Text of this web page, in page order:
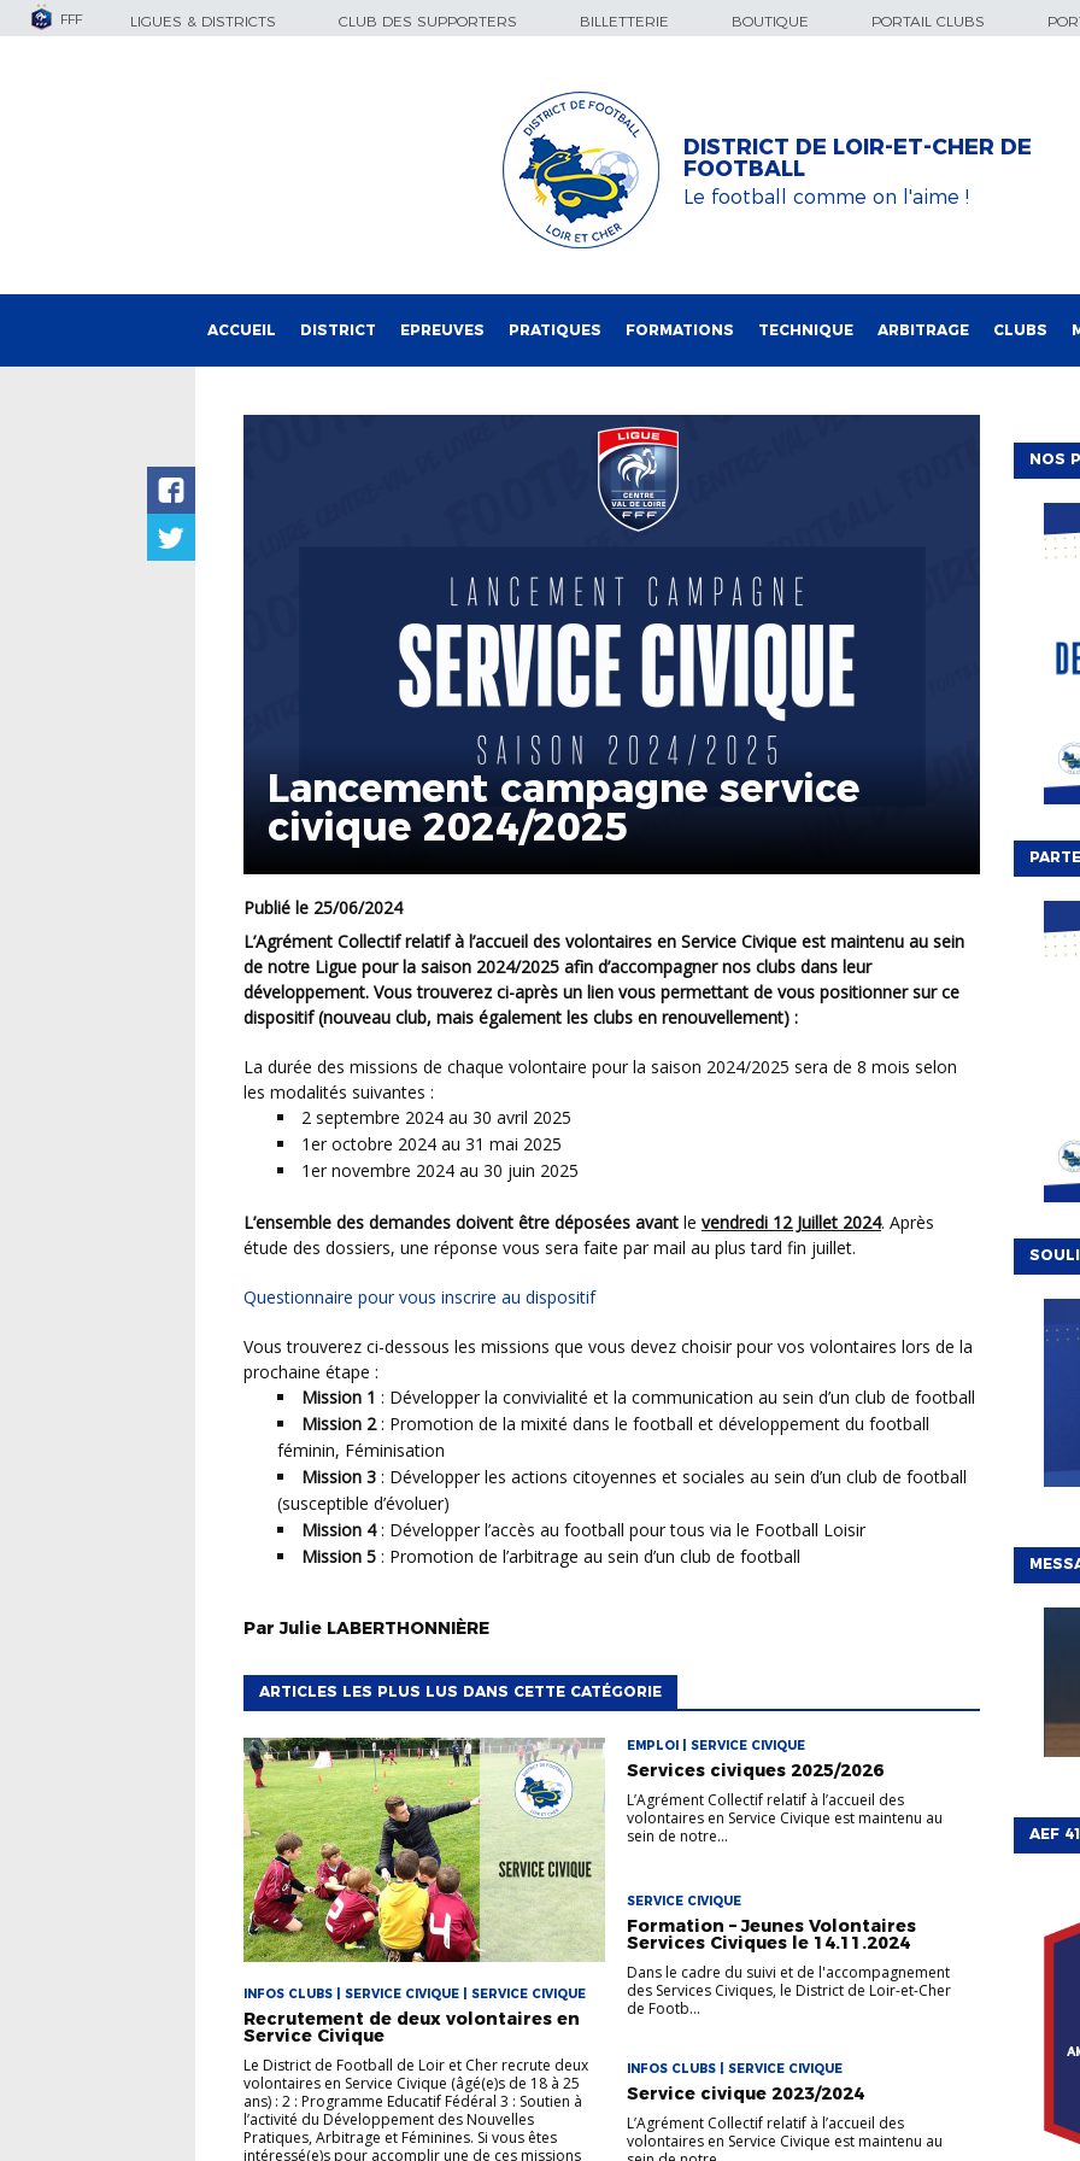
FFF LIGUES & DISTRICTS CLUB DES SUPPORTERS BILLETTERIE BOUTIQUE PORTAIL CLUBS
DISTRICT DE LOIR-ET-CHER DE
FOOTBALL
Le football comme on l'aime !
ACCUEIL DISTRICT EPREUVES PRATIQUES FORMATIONS TECHNIQUE ARBITRAGE CLUBS
Lancement campagne service
civique 2024/2025
Publié le 25/06/2024
L’Agrément Collectif relatif à l’accueil des volontaires en Service Civique est maintenu au sein
de notre Ligue pour la saison 2024/2025 afin d’accompagner nos clubs dans leur
développement. Vous trouverez ci-après un lien vous permettant de vous positionner sur ce
dispositif (nouveau club, mais également les clubs en renouvellement) :
La durée des missions de chaque volontaire pour la saison 2024/2025 sera de 8 mois selon
les modalités suivantes :
2 septembre 2024 au 30 avril 2025
1er octobre 2024 au 31 mai 2025
1er novembre 2024 au 30 juin 2025
L’ensemble des demandes doivent être déposées avant le vendredi 12 Juillet 2024. Après
étude des dossiers, une réponse vous sera faite par mail au plus tard fin juillet.
Questionnaire pour vous inscrire au dispositif
Vous trouverez ci-dessous les missions que vous devez choisir pour vos volontaires lors de la
prochaine étape :
Mission 1 : Développer la convivialité et la communication au sein d’un club de football
Mission 2: Promotion de la mixité dans le football et développement du football
féminin, Féminisation
Mission 3 : Développer les actions citoyennes et sociales au sein d’un club de football
(susceptible d’évoluer)
Mission 4: Développer l’accès au football pour tous via le Football Loisir
Mission 5 : Promotion de l’arbitrage au sein d’un club de football
ParJulie LABERTHONNIÈRE
ARTICLES LES PLUS LUS DANS CETTE CATÉGORIE
INFOS CLUBS | SERVICE CIVIQUE | SERVICE CIVIQUE
Recrutement de deux volontaires en
Service Civique
Le District de Football de Loir et Cher recrute deux
volontaires en Service Civique (âgé(e)s de 18 à 25
ans) : 2 : Programme Educatif Fédéral 3 : Soutien à
l’activité du Développement des Nouvelles
Pratiques, Arbitrage et Féminines. Si vous êtes
intéressé(e)s pour accomplir une de ces missions
EMPLOI | SERVICE CIVIQUE
Services civiques 2025/2026
L’Agrément Collectif relatif à l’accueil des
volontaires en Service Civique est maintenu au
sein de notre...
SERVICE CIVIQUE
Formation – Jeunes Volontaires
Services Civiques le 14.11.2024
Dans le cadre du suivi et de l'accompagnement
des Services Civiques, le District de Loir-et-Cher
de Footb...
INFOS CLUBS | SERVICE CIVIQUE
Service civique 2023/2024
L’Agrément Collectif relatif à l’accueil des
volontaires en Service Civique est maintenu au
NOS
AEF 41